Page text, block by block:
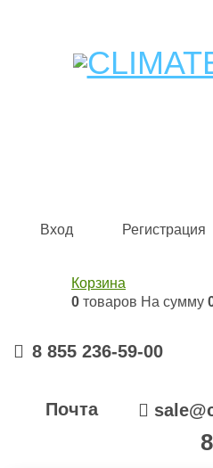
Кондиционеры и сплит-
Вход Регистрация
Корзина
0 товаров На сумму
8 855 236-59-00
Почта